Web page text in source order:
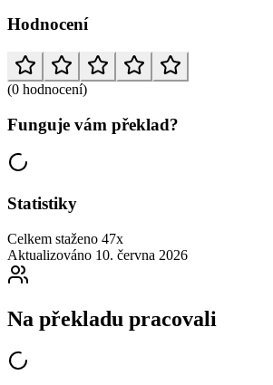
Hodnocení
(0 hodnocení)
Funguje vám překlad?
Statistiky
Celkem staženo 47x
Aktualizováno 10. června 2026
Na překladu pracovali